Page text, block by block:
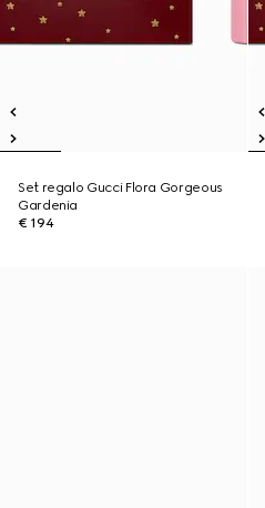
Set regalo Gucci Flora Gorgeous
Gardenia
€ 194